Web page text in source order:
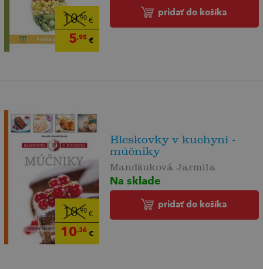
10,90€
5,95€
pridať do košíka
10,90€
10,36€
Bleskovky v kuchyni -
múčniky
Mandžuková Jarmila
Na sklade
pridať do košíka